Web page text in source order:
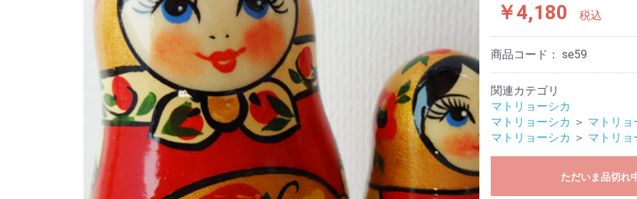
￥4,180 税込
商品コード： se59
関連カテゴリ
マトリョーシカ
マトリョーシカ ＞ マトリョ
マトリョーシカ ＞ マトリョ
ただいま品切れ